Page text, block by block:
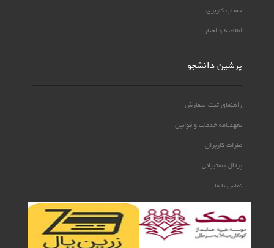
حساب کاربری
اطلاعیه و اخبار
پرشین دانشجو
راهنمای ثبت سفارش
تعهدنامه خدمات و قوانین
نظرات کاربران
پرتال پشتیبانی
تماس با ما